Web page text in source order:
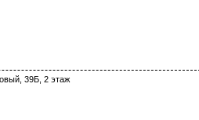
39Б, 2 этаж